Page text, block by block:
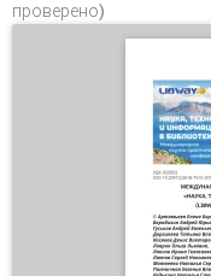
проверено)